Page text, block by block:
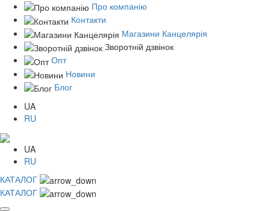
Про компанію
Контакти
Магазини Канцелярія
Зворотній дзвінок
Опт
Новини
Блог
UA
RU
UA
RU
КАТАЛОГ
КАТАЛОГ